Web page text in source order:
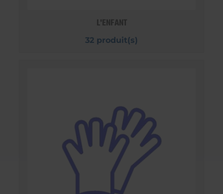
L'ENFANT
32 produit(s)